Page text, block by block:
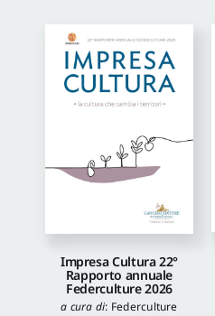
Impresa Cultura 22°
Rapporto annuale
Federculture 2026
a cura di: Federculture